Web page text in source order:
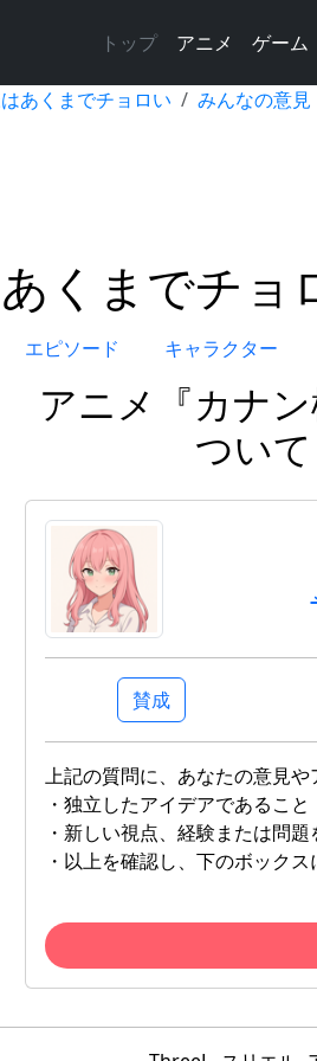
トップ アニメ ゲーム
あくまでチョロい みんなの意見
くまでチョ
エピソード キャラクター
アニメ『カナ
つい
賛成
上記の質問に、あなたの意見や
・独立したアイデアであること
・新しい視点、経験または問
・以上を確認し、下のボック